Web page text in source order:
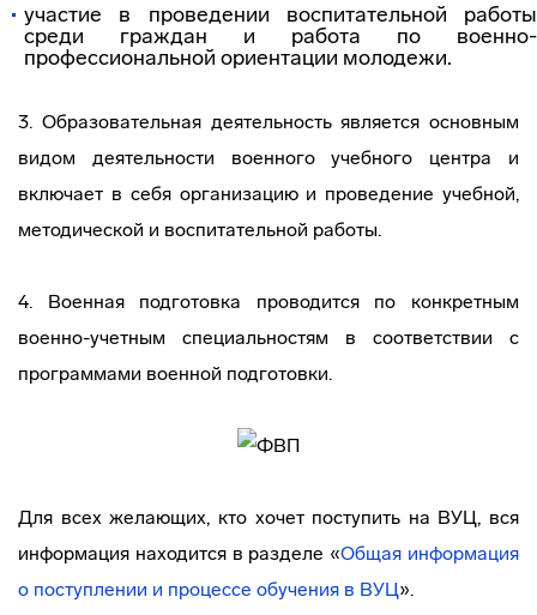
участие в проведении воспитательной работы
среди граждан и работа по военно-
профессиональной ориентации молодежи.
3. Образовательная деятельность является основным
видом деятельности военного учебного центра и
включает в себя организацию и проведение учебной,
методической и воспитательной работы.
4. Военная подготовка проводится по конкретным
военно-учетным специальностям в соответствии с
программами военной подготовки.
Для всех желающих, кто хочет поступить на ВУЦ, вся
информация находится в разделе «Общая информация
о поступлении и процессе обучения в ВУЦ».